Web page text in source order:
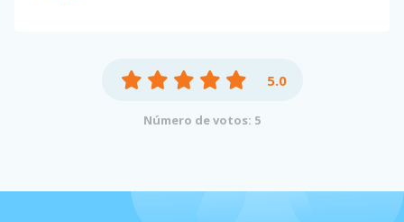
5.0
Número de votos: 5